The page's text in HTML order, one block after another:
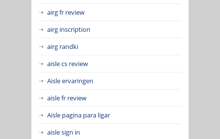
airg fr review
airg inscription
airg randki
aisle cs review
Aisle ervaringen
aisle fr review
Aisle pagina para ligar
aisle sign in